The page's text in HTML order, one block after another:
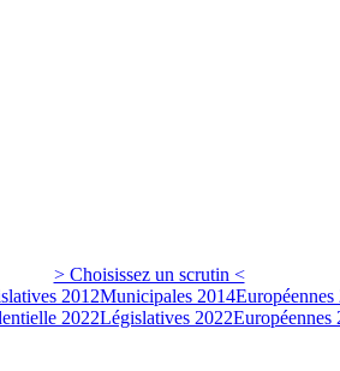
> Choisissez un scrutin <
2012Municipales 2014Européennes
2022Législatives 2022Européennes